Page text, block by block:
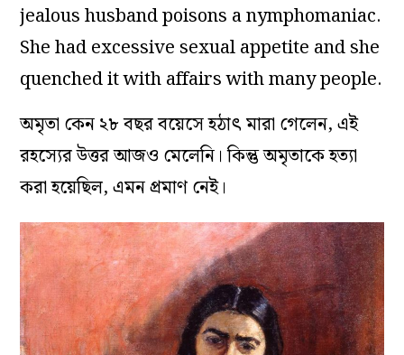
jealous husband poisons a nymphomaniac.
She had excessive sexual appetite and she
quenched it with affairs with many people.
অমৃতা কেন ২৮ বছর বয়েসে হঠাৎ মারা গেলেন, এই
রহস্যের উত্তর আজও মেলেনি। কিন্তু অমৃতাকে হত্যা
করা হয়েছিল, এমন প্রমাণ নেই।